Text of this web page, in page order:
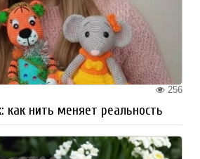
256
как нить меняет реальность